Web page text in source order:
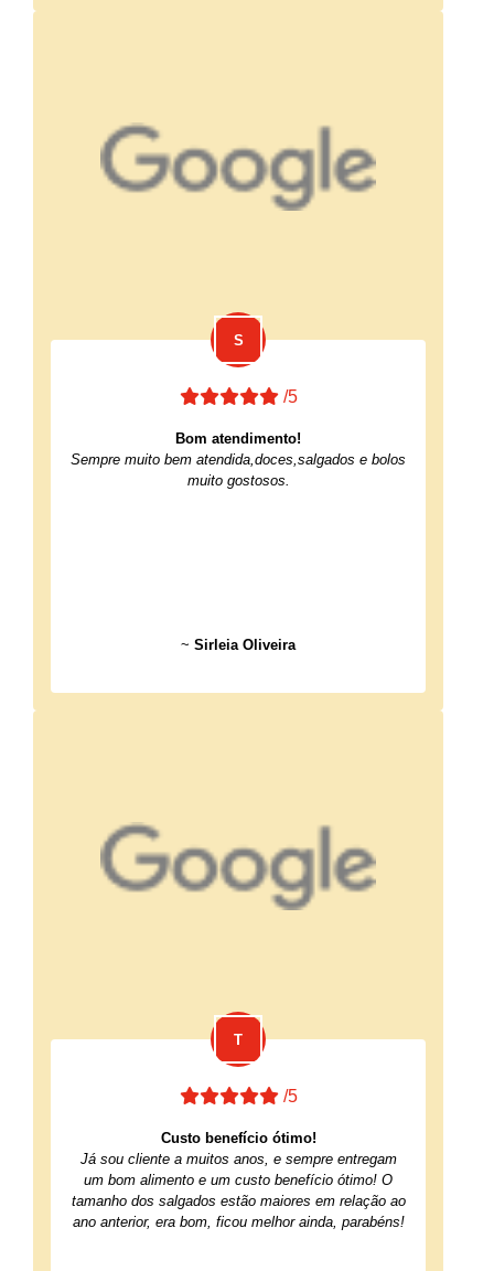
/5
Bom atendimento!
Sempre muito bem atendida,doces,salgados e bolos
muito gostosos.
~ Sirleia Oliveira
/5
Custo benefício ótimo!
Já sou cliente a muitos anos, e sempre entregam
um bom alimento e um custo benefício ótimo! O
tamanho dos salgados estão maiores em relação ao
ano anterior, era bom, ficou melhor ainda, parabéns!